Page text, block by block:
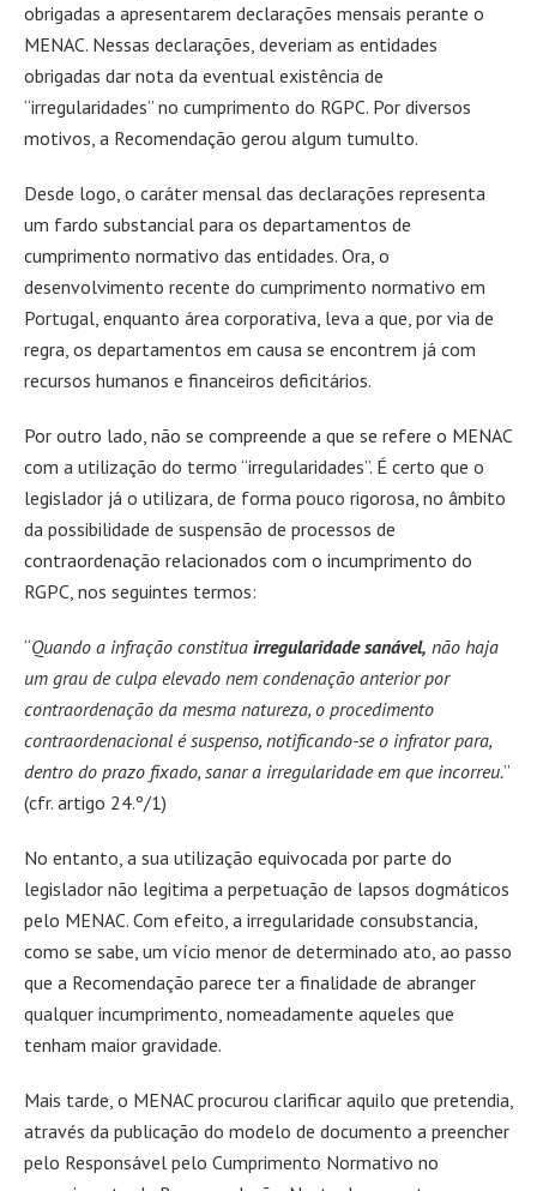
obrigadas a apresentarem declarações mensais perante o
MENAC. Nessas declarações, deveriam as entidades
obrigadas dar nota da eventual existência de
“irregularidades” no cumprimento do RGPC. Por diversos
motivos, a Recomendação gerou algum tumulto.
Desde logo, o caráter mensal das declarações representa
um fardo substancial para os departamentos de
cumprimento normativo das entidades. Ora, o
desenvolvimento recente do cumprimento normativo em
Portugal, enquanto área corporativa, leva a que, por via de
regra, os departamentos em causa se encontrem já com
recursos humanos e financeiros deficitários.
Por outro lado, não se compreende a que se refere o MENAC
com a utilização do termo “irregularidades”. É certo que o
legislador já o utilizara, de forma pouco rigorosa, no âmbito
da possibilidade de suspensão de processos de
contraordenação relacionados com o incumprimento do
RGPC, nos seguintes termos:
“Quando a infração constitua irregularidade sanável, não haja
um grau de culpa elevado nem condenação anterior por
contraordenação da mesma natureza, o procedimento
contraordenacional é suspenso, notificando-se o infrator para,
dentro do prazo fixado, sanar a irregularidade em que incorreu.”
(cfr. artigo 24.º/1)
No entanto, a sua utilização equivocada por parte do
legislador não legitima a perpetuação de lapsos dogmáticos
pelo MENAC. Com efeito, a irregularidade consubstancia,
como se sabe, um vício menor de determinado ato, ao passo
que a Recomendação parece ter a finalidade de abranger
qualquer incumprimento, nomeadamente aqueles que
tenham maior gravidade.
Mais tarde, o MENAC procurou clarificar aquilo que pretendia,
através da publicação do modelo de documento a preencher
pelo Responsável pelo Cumprimento Normativo no